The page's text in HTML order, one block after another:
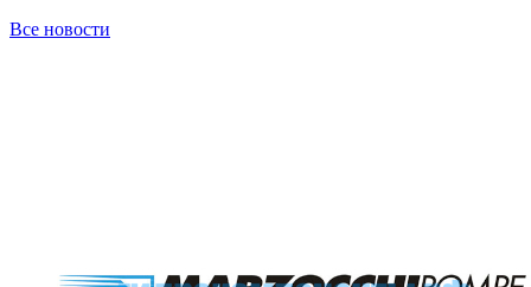
Все новости